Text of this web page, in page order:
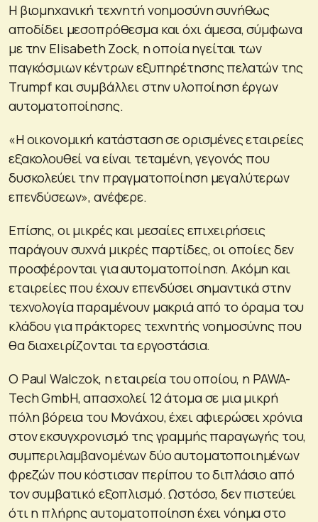
Η βιομηχανική τεχνητή νοημοσύνη συνήθως
αποδίδει μεσοπρόθεσμα και όχι άμεσα, σύμφωνα
με την Elisabeth Zock, η οποία ηγείται των
παγκόσμιων κέντρων εξυπηρέτησης πελατών της
Trumpf και συμβάλλει στην υλοποίηση έργων
αυτοματοποίησης.
«Η οικονομική κατάσταση σε ορισμένες εταιρείες
εξακολουθεί να είναι τεταμένη, γεγονός που
δυσκολεύει την πραγματοποίηση μεγαλύτερων
επενδύσεων», ανέφερε.
Επίσης, οι μικρές και μεσαίες επιχειρήσεις
παράγουν συχνά μικρές παρτίδες, οι οποίες δεν
προσφέρονται για αυτοματοποίηση. Ακόμη και
εταιρείες που έχουν επενδύσει σημαντικά στην
τεχνολογία παραμένουν μακριά από το όραμα του
κλάδου για πράκτορες τεχνητής νοημοσύνης που
θα διαχειρίζονται τα εργοστάσια.
Ο Paul Walczok, η εταιρεία του οποίου, η PAWA-
Tech GmbH, απασχολεί 12 άτομα σε μια μικρή
πόλη βόρεια του Μονάχου, έχει αφιερώσει χρόνια
στον εκσυγχρονισμό της γραμμής παραγωγής του,
συμπεριλαμβανομένων δύο αυτοματοποιημένων
φρεζών που κόστισαν περίπου το διπλάσιο από
τον συμβατικό εξοπλισμό. Ωστόσο, δεν πιστεύει
ότι η πλήρης αυτοματοποίηση έχει νόημα στο